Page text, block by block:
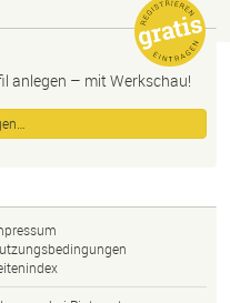
anlegen – mit Werkschau!